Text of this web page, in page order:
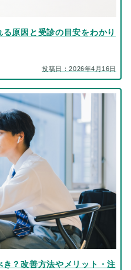
原因と受診の目安をわかり
投稿日：2026年4月16日
？改善方法やメリット・注